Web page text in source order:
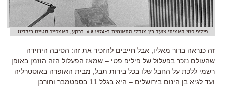
פיליפ פטי האמיתי צועד בין מגדלי התאומים ב-6.8.1974. ברקע, האמפייר סטייט בילדינג
זה כנראה ברור מאליו, אבל חייבים להזכיר את זה: הסיבה היחידה
שהעולם נזכר בפעלול של פיליפ פטי – שמאז הפעלול הזה הוזמן באופן
רשמי ללכת על החבל שלו בכל בירות תבל, מבית האופרה באוסטרליה
ועד לגיא בן הינום בירושלים – היא בגלל 11 בספטמבר וחורבן